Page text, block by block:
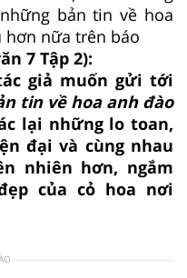
bản tin về hoa
hơn nữa trên báo
7 Tập 2):
giả muốn gửi tới
tin về hoa anh đào
lại những lo toan,
đại và cùng nhau
nhiên hơn, ngắm
của cỏ hoa nơi